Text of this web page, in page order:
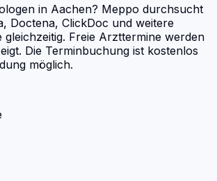
in Aachen? Meppo durchsucht
Doctena, ClickDoc und weitere
gleichzeitig. Freie Arzttermine werden
Die Terminbuchung ist kostenlos
möglich.